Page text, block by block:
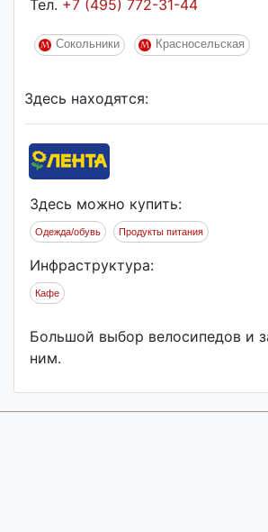
Тел. +7 (495) 772-31-44
Сокольники Красносельская
Здесь находятся:
Здесь можно купить:
Одежда/обувь Продукты питания
Инфраструктура:
Кафе
Большой выбор велосипедов и
ним.